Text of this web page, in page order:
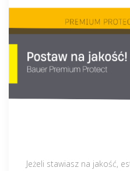
Jeżeli stawiasz na jakość,